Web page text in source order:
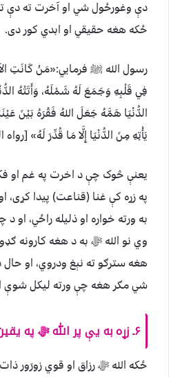
دې وغورځول شي او آخرت ته دې
ځکه هغه حقیقي او ابدي کور دی.
رسول الله ﷺ فرمایي:«مَنْ كَانَتِ
فِي قَلْبِهِ وَجَمَعَ لَهُ شَمْلَهُ، وَأَتَتْهُ
الدُّنْيَا هَمَّهُ جَعَلَ اللهُ فَقْرَهُ بَيْنَ
يَأْتِهِ مِنَ الدُّنْيَا إِلَّا مَا قُدِّرَ لَهُ» [رواه
يعنې څوک چې د اخرت په غم او
په زړه کې غنا (قناعت) پیدا کړی،
به ورته خواره او ذلیله راځي، او
وي نو الله ﷻ به د هغه کارونه
هغه سترګو ته نېغ ودروي، او حال
شي مګر هغه چې ورته لیکل شوې
۶ـ زړه به یې پر الله ﷻ په یقین او توکل سره ډک وي:
ځکه الله ﷻ رزاق او قوي زورَور